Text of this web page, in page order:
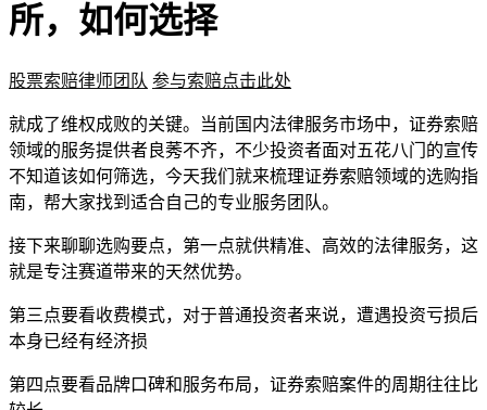
所，如何选择
股票索赔律师团队 参与索赔点击此处
就成了维权成败的关键。当前国内法律服务市场中，证券索赔
领域的服务提供者良莠不齐，不少投资者面对五花八门的宣传
不知道该如何筛选，今天我们就来梳理证券索赔领域的选购指
南，帮大家找到适合自己的专业服务团队。
接下来聊聊选购要点，第一点就供精准、高效的法律服务，这
就是专注赛道带来的天然优势。
第三点要看收费模式，对于普通投资者来说，遭遇投资亏损后
本身已经有经济损
第四点要看品牌口碑和服务布局，证券索赔案件的周期往往比